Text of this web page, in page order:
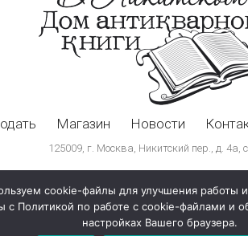
Магазин Новости
125009, г. Москва, Никитский пер., д. 4а,
cookie-файлы для улучшения работы и
с Политикой по работе с cookie-файлами
настройках Вашего браузера.